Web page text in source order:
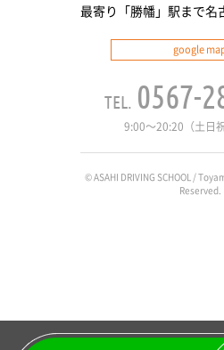
最寄り「勝幡」駅まで名
google
0567-
9:00〜20:20（土日
© ASAHI DRIVING SCHOOL /
Reserved.